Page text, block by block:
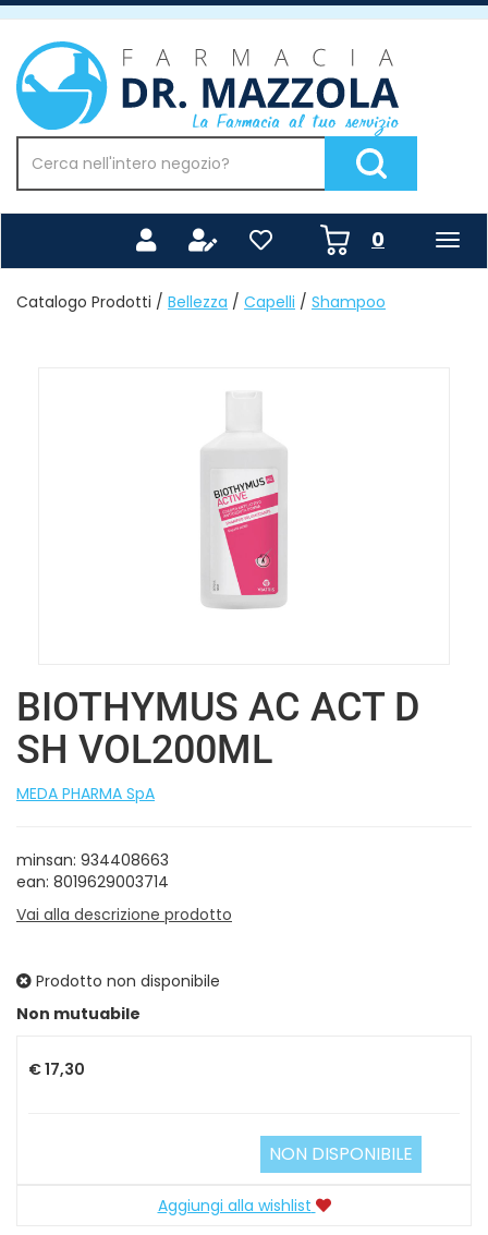
Passa
contenuto
principale
Farmacia
Mazzola
Prodotto
Cerca Prodotto
0prodotti
inseriti
Catalogo Prodotti / Bellezza / Capelli / Shampoo
BIOTHYMUS AC ACT D
SH VOL200ML
MEDA PHARMA SpA
minsan: 934408663
ean: 8019629003714
Vai alla descrizione prodotto
Prodotto non disponibile
Non mutuabile
Prezzo
€ 17,30
NON DISPONIBILE
Aggiungi alla wishlist